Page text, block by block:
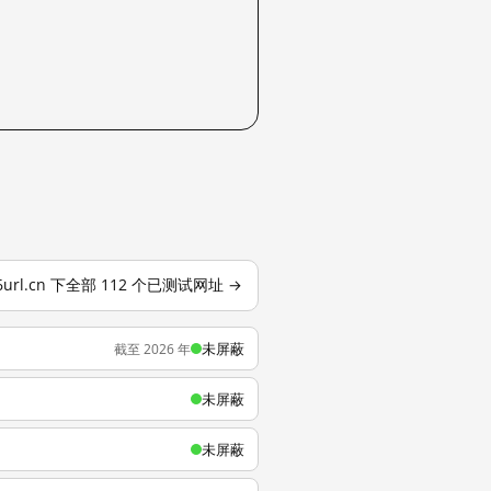
下全部 112 个已测试网址 →
截至 2026 年 未屏蔽
未屏蔽
未屏蔽